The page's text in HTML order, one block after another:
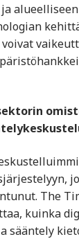
The
kuinka
sääntely